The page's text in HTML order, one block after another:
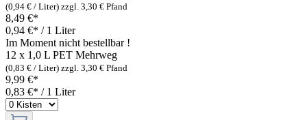
(0,94 € / Liter) zzgl. 3,30 € Pfand
8,49 €*
0,94 €* / 1 Liter
Im Moment nicht bestellbar !
12 x 1,0 L PET Mehrweg
(0,83 € / Liter) zzgl. 3,30 € Pfand
9,99 €*
0,83 €* / 1 Liter